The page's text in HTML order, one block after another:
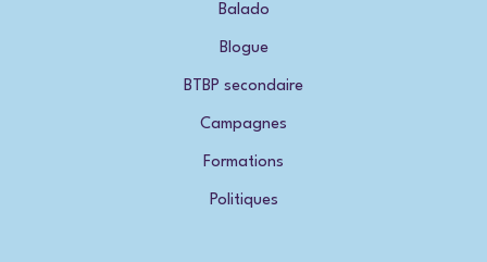
Balado
Blogue
BTBP secondaire
Campagnes
Formations
Politiques